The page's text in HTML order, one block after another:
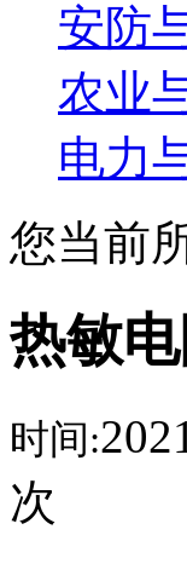
安防
农业
电力
您当前
热敏
时间:
次